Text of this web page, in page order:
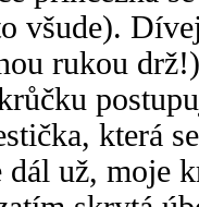
všude).
rukou
která
dál už, moje